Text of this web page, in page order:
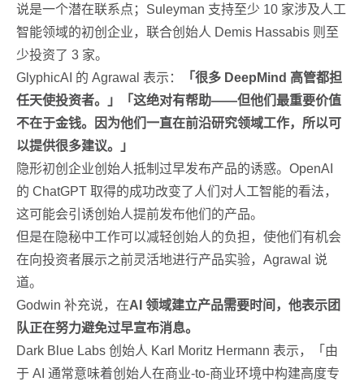
说是一个潜在联系点；Suleyman 支持至少 10 家涉及人工
智能领域的初创企业，联合创始人 Demis Hassabis 则至
少投资了 3 家。
GlyphicAI 的 Agrawal 表示：
「很多 DeepMind 高管都担
任天使投资者。」「这绝对有帮助——但他们最重要价值
不在于金钱。因为他们一直在前沿研究领域工作，所以可
以提供很多建议。」
隐形初创企业创始人抵制过早发布产品的诱惑。OpenAI
的 ChatGPT 取得的成功改变了人们对人工智能的看法，
这可能会引诱创始人提前发布他们的产品。
但是在隐秘中工作可以减轻创始人的负担，使他们有机会
在向投资者展示之前灵活地进行产品实验，Agrawal 说
道。
Godwin 补充说，在AI 领域建立产品需要时间，他表示团
队正在努力避免过早宣布消息。
Dark Blue Labs 创始人 Karl Moritz Hermann 表示，「由
于 AI 通常意味着创始人在商业-to-商业环境中构建高度专